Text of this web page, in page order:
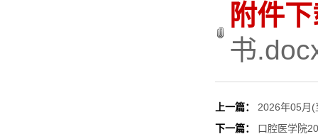
附件
书
上一篇：
2026年05月
下一篇：
口腔医学院